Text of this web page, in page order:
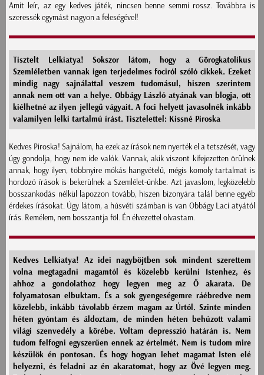
Amit leír, az egy kedves játék, nincsen benne semmi rossz. Továbbra is
szeressék egymást nagyon a feleségével!
Tisztelt Lelkiatya! Sokszor látom, hogy a Görogkatolikus
Szemléletben vannak igen terjedelmes fociról szóló cikkek. Ezeket
mindig nagy sajnálattal veszem tudomásul, hiszen szerintem
annak nem ott van a helye. Obbágy László atyának van blogja, ott
kiélhetné az ilyen jellegű vágyait. A foci helyett javasolnék inkább
valamilyen lelki tartalmú írást. Tisztelettel: Kissné Piroska
Kedves Piroska! Sajnálom, ha ezek az írások nem nyerték el a tetszését, vagy
úgy gondolja, hogy nem ide valók. Vannak, akik viszont kifejezetten örülnek
annak, hogy ilyen, többnyire mókás hangvételű, mégis komoly tartalmat is
hordozó írások is bekerülnek a Szemlélet-ünkbe. Azt javaslom, legközelebb
bosszankodás nélkül lapozzon tovább, hiszen bizonyára talál benne egyéb
érdekes írásokat. Úgy látom, a húsvéti számban is van Obbágy Laci atyától
írás. Remélem, nem bosszantja föl. Én élvezettel olvastam.
Kedves Lelkiatya! Az idei nagyböjtben sok mindent szerettem
volna megtagadni magamtól és közelebb kerülni Istenhez, és
ahhoz a gondolathoz hogy legyen meg az Ő akarata. De
folyamatosan elbuktam. És a sok gyengeségemre ráébredve nem
közelebb, inkább távolabb érzem magam az Úrtól. Szinte minden
héten gyóntam és áldoztam, de minden héten behúzott valami
világi szenvedély a körébe. Voltam depresszió határán is. Nem
tudom felfogni egyszerűen ennek az értelmét. Nem is tudom mire
készülök én pontosan. És hogy hogyan lehet magamat Isten elé
helyezni, és feladni az én akaratomat, hogy az Övé legyen meg.